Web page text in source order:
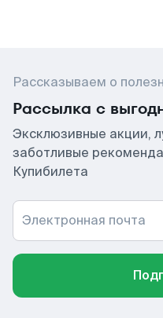
Рассказываем о
Рассылка с
Эксклюзивные акции,
заботливые
Купибилета
Электронная почта